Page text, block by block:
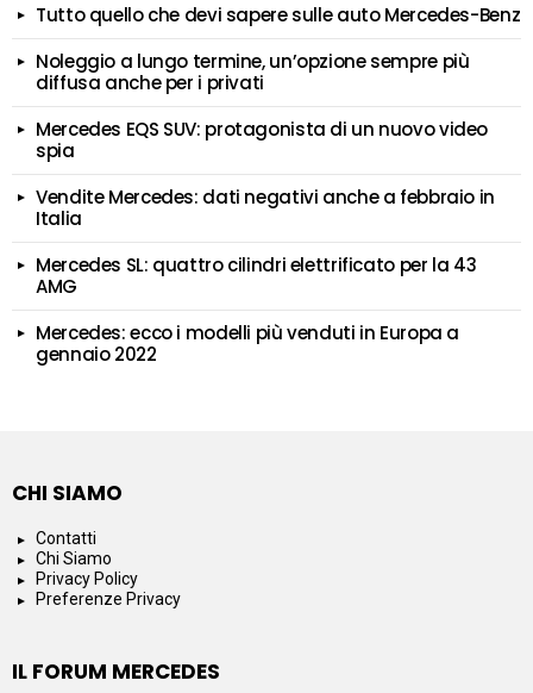
Tutto quello che devi sapere sulle auto Mercedes-Benz
Noleggio a lungo termine, un’opzione sempre più
diffusa anche per i privati
Mercedes EQS SUV: protagonista di un nuovo video
spia
Vendite Mercedes: dati negativi anche a febbraio in
Italia
Mercedes SL: quattro cilindri elettrificato per la 43
AMG
Mercedes: ecco i modelli più venduti in Europa a
gennaio 2022
CHI SIAMO
Contatti
Chi Siamo
Privacy Policy
Preferenze Privacy
IL FORUM MERCEDES